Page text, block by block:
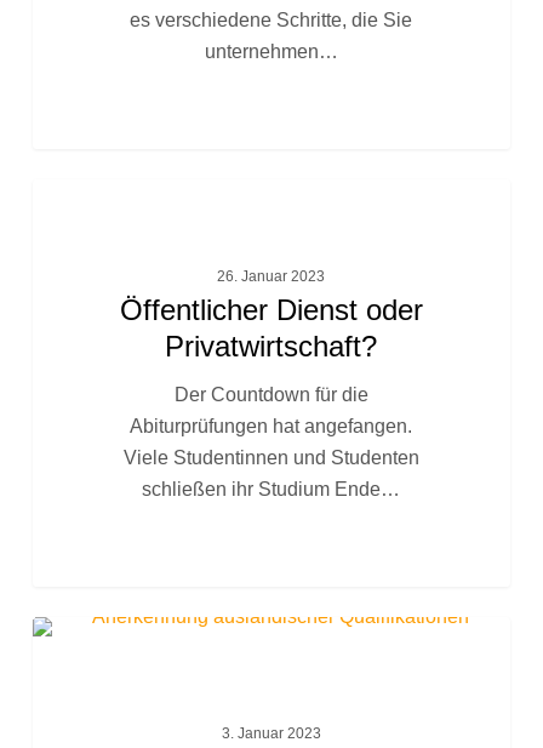
es verschiedene Schritte, die Sie
unternehmen…
Privatwirtschaft?
26. Januar 2023
Öffentlicher Dienst oder
Privatwirtschaft?
Der Countdown für die
Abiturprüfungen hat angefangen.
Viele Studentinnen und Studenten
schließen ihr Studium Ende…
Anerkennung
3. Januar 2023